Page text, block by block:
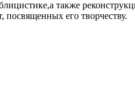
также
посвященных его творчеству.